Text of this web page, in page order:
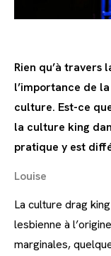
Rien qu’à travers
l’importance de
culture. Est-ce
la culture king
pratique y est
Louise
La culture drag
lesbienne à
marginales,